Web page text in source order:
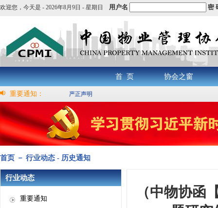
欢迎您， 今天是 - 2026年8月9日 - 星期日 用户名 密
首 页 协会之窗
重要通知： 严正声明
首页 － 行业动态 - 历史通知
行业动态
重要通知
（中物协函